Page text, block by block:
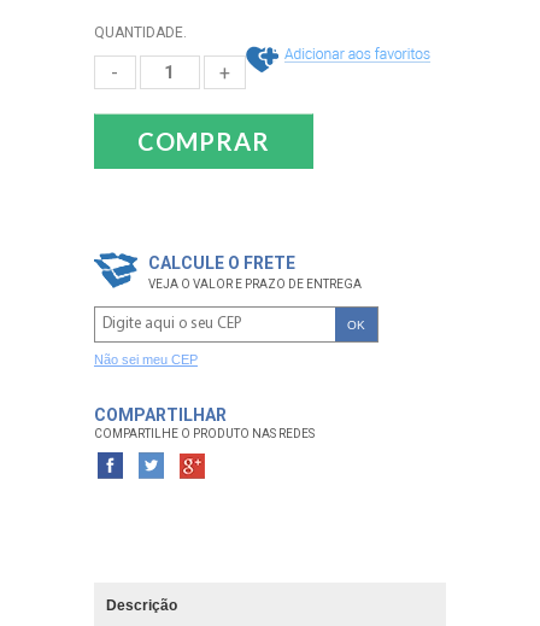
QUANTIDADE.
+
-
COMPRAR
CALCULE O FRETE
VEJA O VALOR E PRAZO DE ENTREGA
OK
Não sei meu CEP
COMPARTILHAR
COMPARTILHE O PRODUTO NAS REDES
Descrição